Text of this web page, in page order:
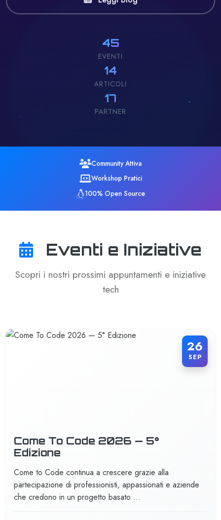
45
EVENTI
14
ARTICOLI
17
PARTNER
Community Attiva
Workshop Pratici
100% Open Source
Eventi e Iniziative
Scopri i nostri prossimi appuntamenti e iniziative
tech
26
SEP
Come To Code 2026 — 5°
Edizione
Come to Code continua a crescere grazie alla
partecipazione di professionisti, appassionati e aziende
che credono in un progetto basato …